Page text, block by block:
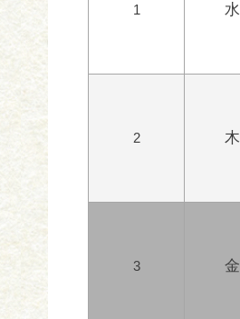
1 水
2 木
3 金